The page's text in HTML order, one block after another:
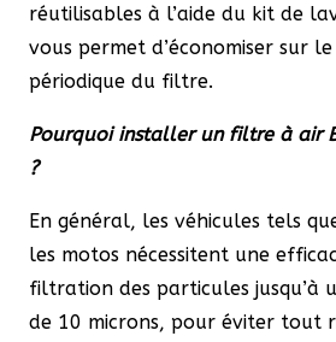
réutilisables à l’aide du kit de
vous permet d’économiser sur
périodique du filtre.
Pourquoi installer un filtre à air
?
En général, les véhicules tels
les motos nécessitent une
filtration des particules jusqu’à
de 10 microns, pour éviter tout